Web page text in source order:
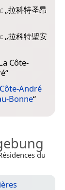
„拉科特圣昂
„拉科特聖安
Côte-
“
Côte-André
Bonne“
du